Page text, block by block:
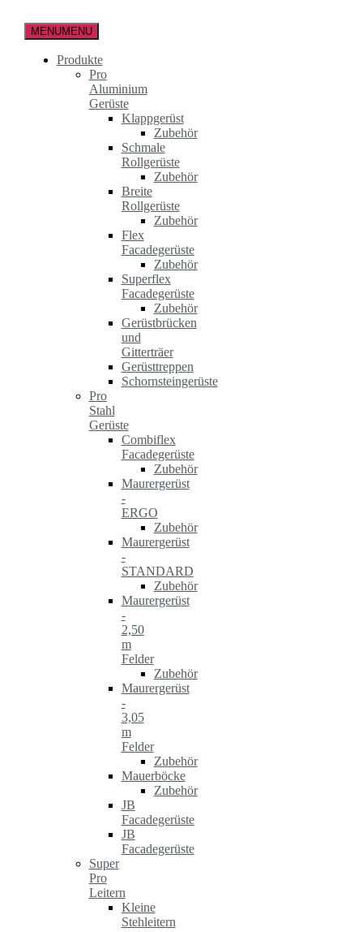
Inhalt
springen
MENUMENU
Produkte
Pro
Aluminium
Gerüste
Klappgerüst
Zubehör
Schmale
Rollgerüste
Zubehör
Breite
Rollgerüste
Zubehör
Flex
Facadegerüste
Zubehör
Superflex
Facadegerüste
Zubehör
Gerüstbrücken
und
Gitterträer
Gerüsttreppen
Schornsteingerüste
Pro
Stahl
Gerüste
Combiflex
Facadegerüste
Zubehör
Maurergerüst
-
ERGO
Zubehör
Maurergerüst
-
STANDARD
Zubehör
Maurergerüst
-
2,50
m
Felder
Zubehör
Maurergerüst
-
3,05
m
Felder
Zubehör
Mauerböcke
Zubehör
JB
Facadegerüste
JB
Facadegerüste
Super
Pro
Leitern
Kleine
Stehleitern